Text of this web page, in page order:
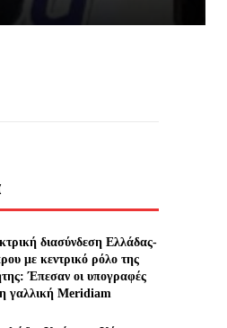
διασύνδεση Ελλάδας-
με κεντρικό ρόλο της
Έπεσαν οι υπογραφές
γαλλική Meridiam